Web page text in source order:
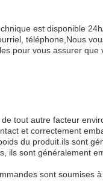
est disponible
téléphone,Nous
pour vous assurer
tout autre facteur
et correctement
du produit.ils sont
ils sont généralement
sont soumises